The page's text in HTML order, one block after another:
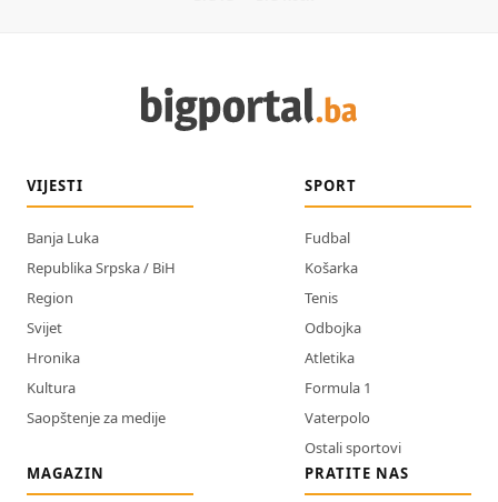
VIJESTI
Banja Luka
Republika Srpska / BiH
Region
Svijet
Hronika
Kultura
Saopštenje za medije
SPORT
Fudbal
Košarka
Tenis
Odbojka
Atletika
Formula 1
Vaterpolo
Ostali sportovi
MAGAZIN
PRATITE NAS